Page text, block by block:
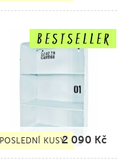
POSLEDNÍ KUSY2 090 Kč